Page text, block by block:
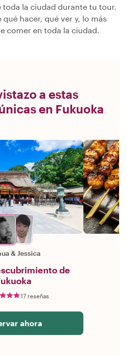
toda la ciudad durante tu tour.
hacer, qué ver y, lo más
comer en toda la ciudad.
a estas
en Fukuoka
& Jessica
de
17 reseñas
ahora